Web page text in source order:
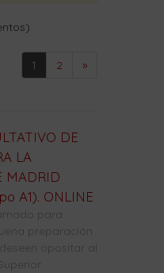
1 2 »
DE
LA
MADRID
A1). ONLINE
para
preparación
opositar al